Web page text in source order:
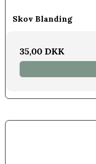
Skov Blanding
35,00 DKK